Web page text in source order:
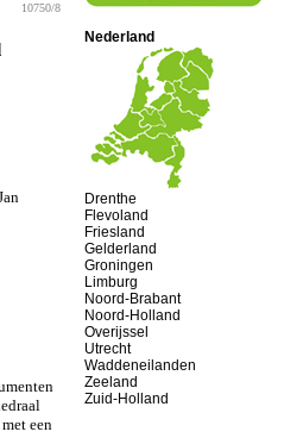
10750/8
een
Nederland
Drenthe
Flevoland
Friesland
Gelderland
Groningen
Limburg
Noord-Brabant
Noord-Holland
Overijssel
Utrecht
Waddeneilanden
Zeeland
Zuid-Holland